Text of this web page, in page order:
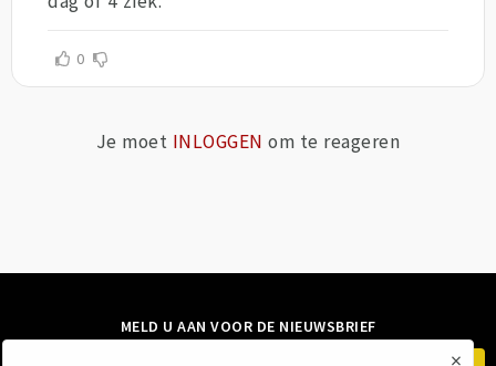
0
Je moet INLOGGEN om te reageren
MELD U AAN VOOR DE NIEUWSBRIEF
×